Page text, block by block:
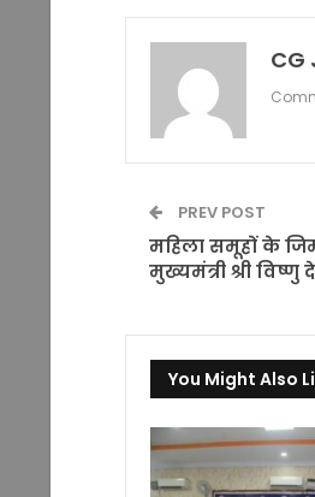
PREV POST
महिला समूहों के
मुख्यमंत्री श्री विष्णु
You Might Also